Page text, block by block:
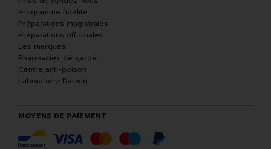
Programme fidélité
Préparations magistrales
Préparations officinales
Les marques
Pharmacies de garde
Centre anti-poison
Laboratoire Darwin
MOYENS DE PAIEMENT